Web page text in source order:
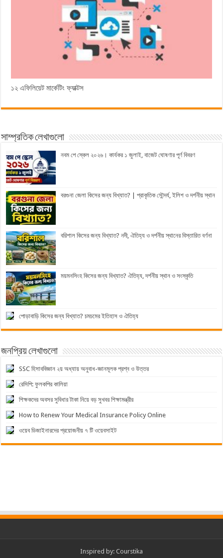
১২ এফিলিয়েট মার্কেটিং ফ্যাক্টস
সাম্প্রতিক লেখাগুলো
নবম পে স্কেল ২০২৬। কার্যকর ১ জুলাই, বাজেট ঘোষণার পূর্ণ বিবরণ
বরগুনা জেলা কিসের জন্য বিখ্যাত? | প্রাকৃতিক সৌন্দর্য, ইলিশ ও দর্শনীয় স্থান
বরিশাল কিসের জন্য বিখ্যাত? নদী, ঐতিহ্য ও দর্শনীয় স্থানের বিস্তারিত বর্ণনা
ময়মনসিংহ কিসের জন্য বিখ্যাত? ঐতিহ্য, দর্শনীয় স্থান ও সংস্কৃতি
পোড়াবাড়ি কিসের জন্য বিখ্যাত? চমচমের ইতিহাস ও ঐতিহ্য
জনপ্রিয় লেখাগুলো
SSC হিসাববিজ্ঞান ২য় অধ্যায় অনুবাধ-জ্ঞানমূলক প্রশ্ন ও উত্তর
রেসিপি: ফুলকপির কালিয়া
শিক্ষকদের অবসর সুবিধার টাকা নিয়ে বড় সুখবর শিক্ষামন্ত্রীর
How to Renew Your Medical Insurance Policy Online
ওয়েব ডিজাইনারদের প্রয়োজনীয় ৭ টি ওয়েবসাইট
Inspired by: Courstika